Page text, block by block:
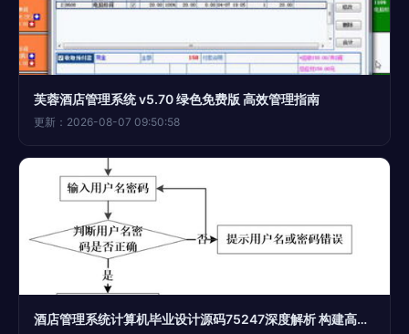
芙蓉酒店管理系统 v5.70 绿色免费版 高效管理指南
更新：2026-08-07 09:50:58
酒店管理系统计算机毕业设计源码75247深度解析 构建高效智慧酒店管理方案